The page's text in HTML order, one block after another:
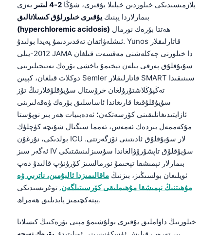
پلازمىسىدىكى خىلوردىن خېلىلا يۇقىرى، شۇڭا 2-4 لىتىر
بەزى
بىمارلاردا يېنىك يۇقىرى خىلورلۇق كىسلاتالىق
(hyperchloremic acidosis)
ئىشلەۋاتقان تەقدىردىمۇ پەيدا بولىدۇ. Yunos قاتارلىقلار
2012-يىلى JAMA دا خىلورنى چەكلەشنى مەقسەت قىلغان
سۇيۇقلۇق پەرقى بىلەن تېخىمۇ ياخشى بۆرەك نەتىجىلىرىنى
دوكلات قىلغان، كېيىن Semler قاتارلىقلار SMART سىنىقىدا
تەڭپۇڭلاشتۇرۇلغان خرۇستال سۇيۇقلۇقلارنىڭ تۇز
سۇيۇقلۇقىغا قارىغاندا ئاساسلىق بۆرەك ۋەقەلىرىنى
ئازايتىدىغانلىقىنى كۆرسەتكەن؛ ئەدەبىيات ھەر بىر نوپۇستا
مۇكەممەل بىردەك ئەمەس، ئەمما سىگنال شۇنچە كۈچلۈك
بولدىكى، نۇرغۇن ICU لار سۇيۇقلۇق ئادىتىنى ئۆزگەرتتى.
ئەگەر سىز IV سۇيۇقلۇق تاپشۇرۇۋالغاندا سۇسىزلىنىشتىكى
بىمارلار نېمىشقا تېخىمۇ نورمالسىز كۆرۈنۈپ قالىدۇ دەپ
ئويلىغان بولسىڭىز، بىزنىڭ ماقالىمىزدا ئالبۇمىن، ناترىي ۋە
مۇھىتنىڭ نېمىشقا مۇھىملىقى كۆرسىتىلگەن. توغرىسىدىكى
يېتەكچىمىز پايدىلىق ھەمراھ.
خىلورنىڭ داۋاملىق يۇقىرى بولۇشىمۇ مېنى بۆرەكنىڭ كىسلاتا